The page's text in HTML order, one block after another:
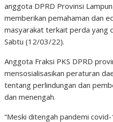
anggota DPRD Provinsi
memberikan pemahaman dan
masyarakat terkait perda yang
Sabtu (12/03/22).
Anggota Fraksi PKS DPRD
mensosialisasikan peraturan
tentang perlindungan dan
dan menengah.
“Meski ditengah pandemi